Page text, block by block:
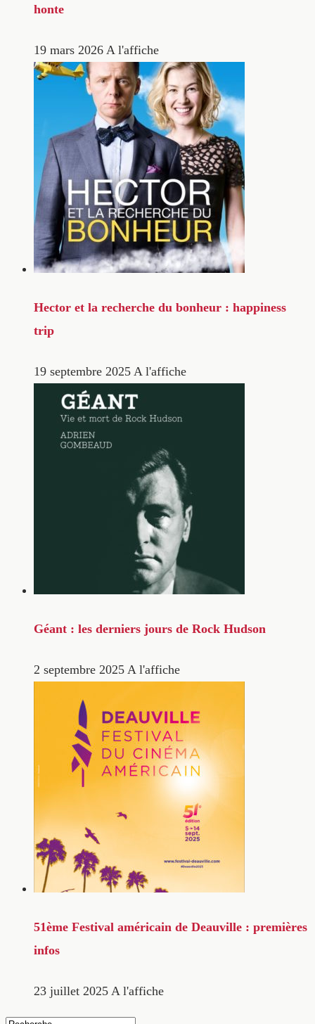
honte
19 mars 2026 A l'affiche
Hector et la recherche du bonheur : happiness
trip
19 septembre 2025 A l'affiche
Géant : les derniers jours de Rock Hudson
2 septembre 2025 A l'affiche
51ème Festival américain de Deauville : premières
infos
23 juillet 2025 A l'affiche